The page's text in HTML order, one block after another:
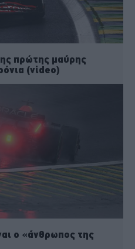
πρώτης μαύρης
(video)
ο «άνθρωπος της